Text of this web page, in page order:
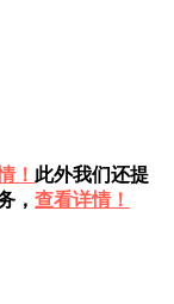
！ 此外我们还提
， 查看详情！